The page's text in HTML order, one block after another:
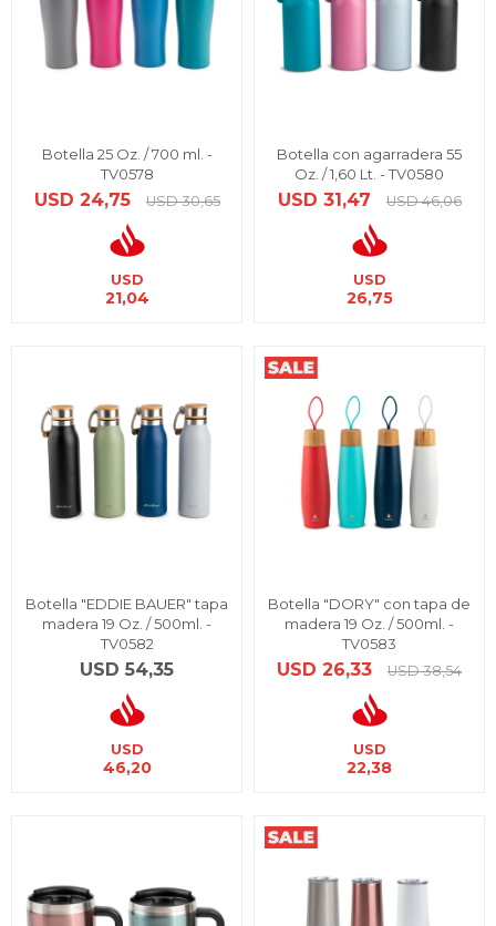
Botella 25 Oz. / 700 ml. -
TV0578
USD 24,75 USD 30,65
USD
21,04
Botella con agarradera 55
Oz. / 1,60 Lt. - TV0580
USD 31,47 USD 46,06
USD
26,75
Botella "EDDIE BAUER" tapa
madera 19 Oz. / 500ml. -
TV0582
USD 54,35
USD
46,20
Botella "DORY" con tapa de
madera 19 Oz. / 500ml. -
TV0583
USD 26,33 USD 38,54
USD
22,38